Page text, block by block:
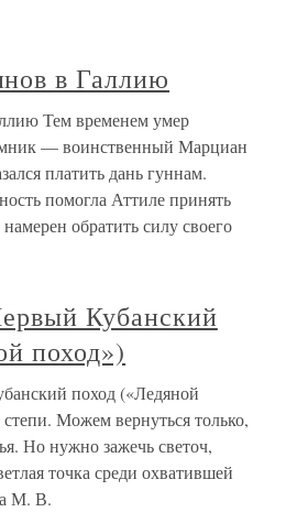
в Галлию
Тем временем умер
— воинственный Марциан
платить дань гуннам.
помогла Аттиле принять
обратить силу своего
Кубанский
поход»)
поход («Ледяной
Можем вернуться только,
Но нужно зажечь светоч,
точка среди охватившей
М. В.